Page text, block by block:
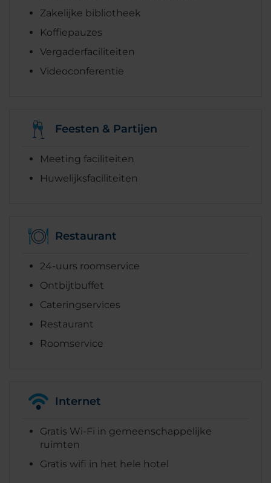
Zakelijke bibliotheek
Koffiepauzes
Vergaderfaciliteiten
Videoconferentie
Feesten & Partijen
Meeting faciliteiten
Huwelijksfaciliteiten
Restaurant
24-uurs roomservice
Ontbijtbuffet
Cateringservices
Restaurant
Roomservice
Internet
Gratis Wi-Fi in gemeenschappelijke
ruimten
Gratis wifi in het hele hotel